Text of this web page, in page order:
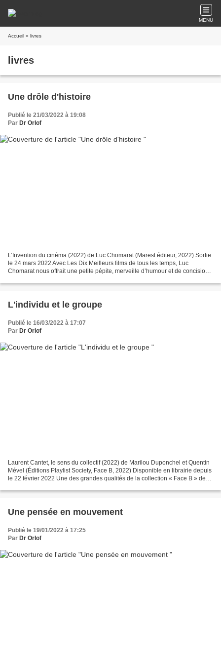
MENU
Accueil » livres
livres
Une drôle d'histoire
Publié le 21/03/2022 à 19:08
Par Dr Orlof
L’Invention du cinéma (2022) de Luc Chomarat (Marest éditeur, 2022) Sortie
le 24 mars 2022 Avec Les Dix Meilleurs films de tous les temps, Luc
Chomarat nous offrait une petite pépite, merveille d’humour et de concision.
L'individu et le groupe
Publié le 16/03/2022 à 17:07
Par Dr Orlof
Laurent Cantet, le sens du collectif (2022) de Marilou Duponchel et Quentin
Mével (Éditions Playlist Society, Face B, 2022) Disponible en librairie depuis
le 22 février 2022 Une des grandes qualités de la collection « Face B » des
Une pensée en mouvement
Publié le 19/01/2022 à 17:25
Par Dr Orlof